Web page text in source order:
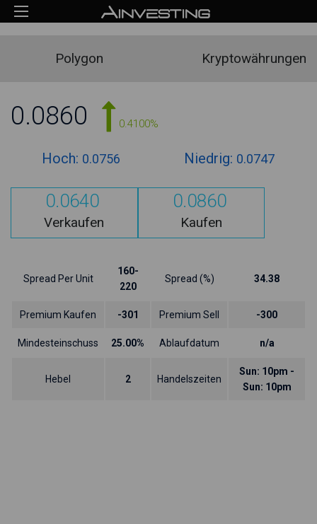
Polygon Kryptowährungen
0.0860 0.4100%
Hoch: 0.0756 Niedrig: 0.0747
0.0640
Verkaufen
0.0860
Kaufen
Spread Per Unit
160-
220
Spread (%) 34.38
Premium Kaufen -301 Premium Sell -300
Mindesteinschuss 25.00% Ablaufdatum n/a
Hebel 2 Handelszeiten
Sun: 10pm -
Sun: 10pm